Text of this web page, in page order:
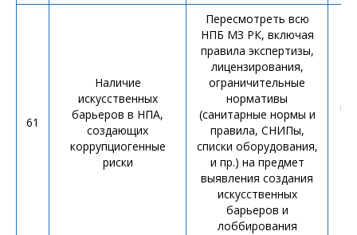
61
Наличие
искусственных
барьеров в НПА,
создающих
коррупциогенные
риски
Пересмотреть всю
НПБ МЗ РК, включая
правила экспертизы,
лицензирования,
ограничительные
нормативы
(санитарные нормы и
правила, СНИПы,
списки оборудования,
и пр.) на предмет
выявления создания
искусственных
барьеров и
лоббирования